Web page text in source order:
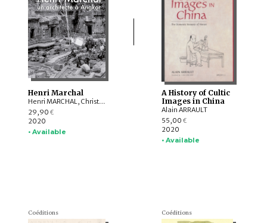
Henri Marchal
Henri MARCHAL, Christophe POTTIER, Olivier de BERNON, Éric BOURDONNEAU, Lucie LABBE, Isabelle POUJOL
29,90 €
2020
• Available
A History of Cultic
Images in China
Alain ARRAULT
55,00 €
2020
• Available
Coéditions Coéditions